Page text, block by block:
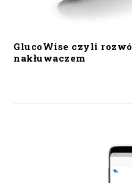
GlucoWise czyli
nakłuwaczem